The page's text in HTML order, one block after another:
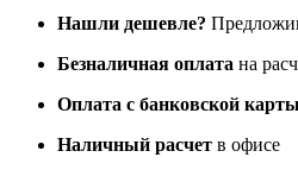
Нашли дешевле?
Безналичная оплата на
Оплата с банковской карты
Наличный расчет в офисе